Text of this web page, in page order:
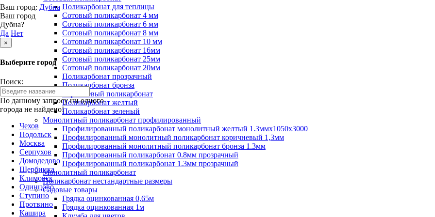
Ваш город: Дубна
Ваш город
Дубна?
Да Нет
×
Выберите город
Поиск:
По данному запросу ни одного
города не найдено!
Чехов
Подольск
Москва
Серпухов
Домодедово
Щербинка
Климовск
Одинцово
Ступино
Протвино
Кашира
Поликарбонат для теплицы
Сотовый поликарбонат 4 мм
Сотовый поликарбонат 6 мм
Сотовый поликарбонат 8 мм
Сотовый поликарбонат 10 мм
Сотовый поликарбонат 16мм
Сотовый поликарбонат 25мм
Сотовый поликарбонат 20мм
Поликарбонат прозрачный
Поликарбонат бронза
Коричневый поликарбонат
Поликарбонат желтый
Поликарбонат зеленый
Монолитный поликарбонат профилированный
Профилированный поликарбонат монолитный желтый 1.3ммх1050х3000
Профилированный монолитный поликарбонат коричневый 1,3мм
Профилированный монолитный поликарбонат бронза 1.3мм
Профилированный поликарбонат 0.8мм прозрачный
Профилированный поликарбонат 1.3мм прозрачный
Монолитный поликарбонат
Поликарбонат нестандартные размеры
Садовые товары
Грядка оцинкованная 0,65м
Грядка оцинкованная 1м